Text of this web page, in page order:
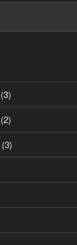
(3)
(2)
(3)